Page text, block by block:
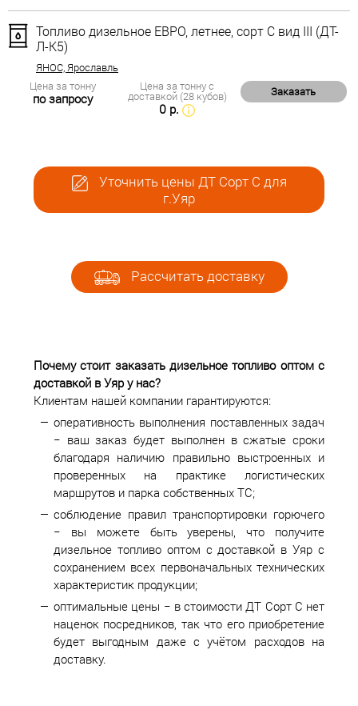
Топливо дизельное ЕВРО, летнее, сорт С вид III (ДТ-
Л-К5)
ЯНОС, Ярославль
Цена за тонну
по запросу
Цена за тонну с
доставкой (28 кубов)
0 р.
Заказать
Уточнить цены ДТ Сорт С для
г.Уяр
Рассчитать доставку
Почему стоит заказать дизельное топливо оптом с
доставкой вУяр у нас?
Клиентам нашей компании гарантируются:
оперативность выполнения поставленных задач
− ваш заказ будет выполнен в сжатые сроки
благодаря наличию правильно выстроенных и
проверенных на практике логистических
маршрутов и парка собственных ТС;
соблюдение правил транспортировки горючего
− вы можете быть уверены, что получите
дизельное топливо оптом с доставкой в Уяр с
сохранением всех первоначальных технических
характеристик продукции;
оптимальные цены − в стоимости ДТ Сорт С нет
наценок посредников, так что его приобретение
будет выгодным даже с учётом расходов на
доставку.